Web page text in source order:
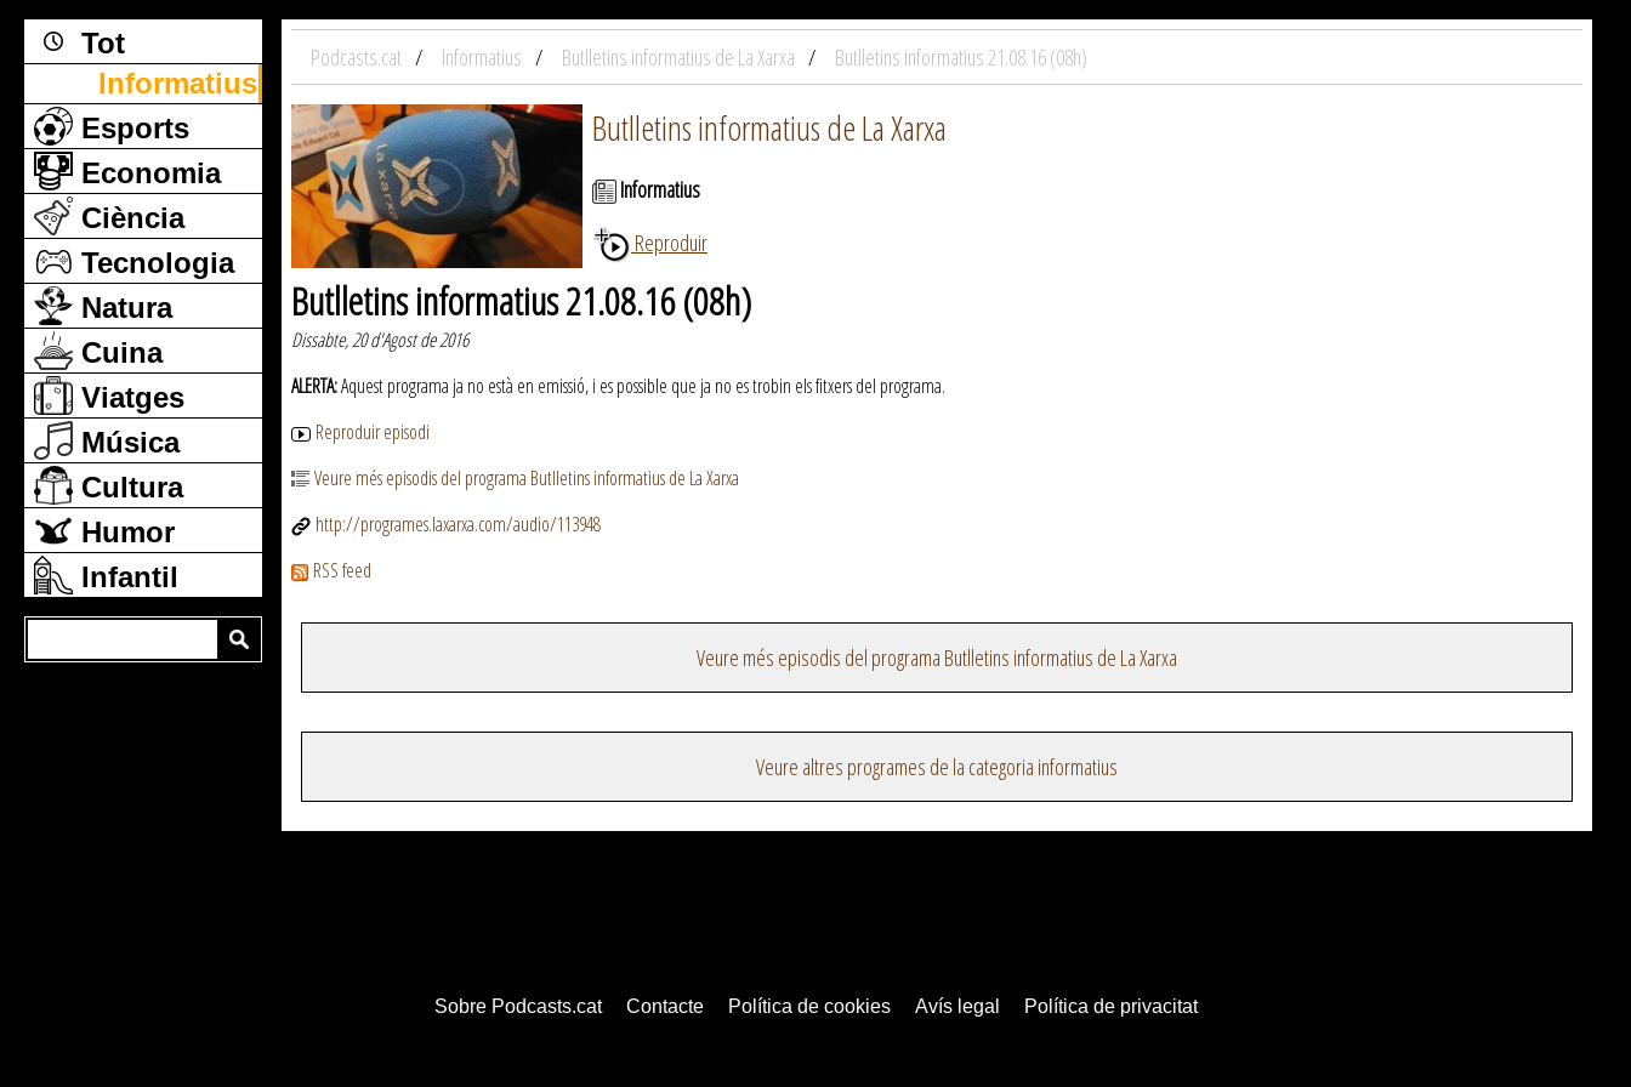
Tot
Informatius
Esports
Economia
Ciència
Tecnologia
Natura
Cuina
Viatges
Música
Cultura
Humor
Infantil
Podcasts.cat Informatius Butlletins informatius de La Xarxa Butlletins informatius 21.08.16 (08h)
Butlletins informatius de La Xarxa
Informatius
Reproduir
Butlletins informatius 21.08.16 (08h)
Dissabte, 20 d'Agost de 2016
ALERTA:Aquest programa ja no està en emissió, i es possible que ja no es trobin els fitxers del programa.
Reproduir episodi
Veure més episodis del programa Butlletins informatius de La Xarxa
http://programes.laxarxa.com/audio/113948
RSS feed
Veure més episodis del programa Butlletins informatius de La Xarxa
Veure altres programes de la categoria informatius
Sobre Podcasts.cat Contacte Política de cookies Avís legal Política de privacitat